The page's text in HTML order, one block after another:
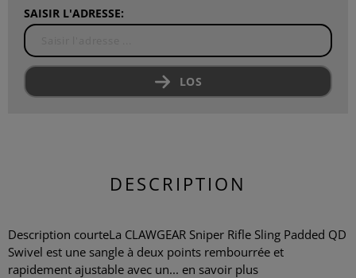
SAISIR L'ADRESSE:
LOS
DESCRIPTION
Description courteLa CLAWGEAR Sniper Rifle Sling Padded QD
Swivel est une sangle à deux points rembourrée et
rapidement ajustable avec un... en savoir plus